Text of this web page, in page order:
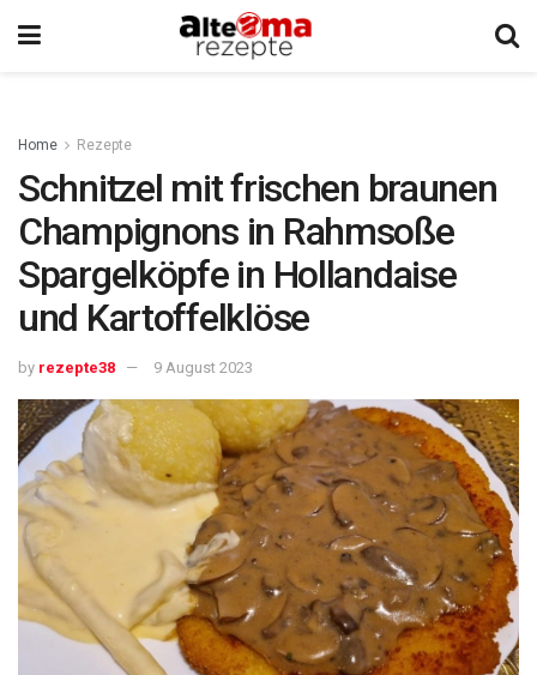
Home Rezepte
Schnitzel mit frischen braunen
Champignons in Rahmsoße
Spargelköpfe in Hollandaise
und Kartoffelklöse
by rezepte38 9 August 2023